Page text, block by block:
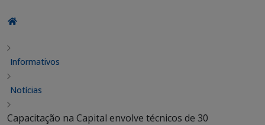
Informativos
Notícias
Capacitação na Capital envolve técnicos de 30